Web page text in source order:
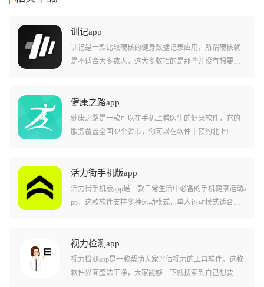
训记app
训记是一款比较硬核的健身数据记录应用，所谓硬核就
是不适合大多数人，这大多数指的是那些并没有想要记
就是足够自由与详细，比如你可以记录自己的健身计
划，具体到每一组做了多少个、多少重量，每周训练几
次，每周都什么时候练等，然后系统会基于你记录的数
每天健身消耗的脂肪，清楚了解自己的身体状况以及消
耗的能量，同时软件还会根据用户的身体状态给一些专
业指导。
健康之路app
健康之路是一款可以在手机上看医生的健康软件，它的
服务覆盖全国32个省市，你可以在软件中预约北上广深
解决方案，提供专业的就医陪诊，解决异地就医找不到
路、家里没人陪等尴尬问题。
活力街手机版app
活力街手机版app是一款日常生活中必备的手机健康运动a
pp，这款软件支持多种运动模式，单人运动模式适合一
有趣的舞蹈运动玩法，在玩的同时还能锻炼身体非常不
错，用法简单好上手，新手有入门指南可以查看使用，
超多有趣的运动玩法可以轻松锻炼身体，软件不用看广
视力检测app
视力检测app是一款帮助大家评估视力的工具软件。这款
软件界面整洁干净，大家能够一下就搜索到自己想要看